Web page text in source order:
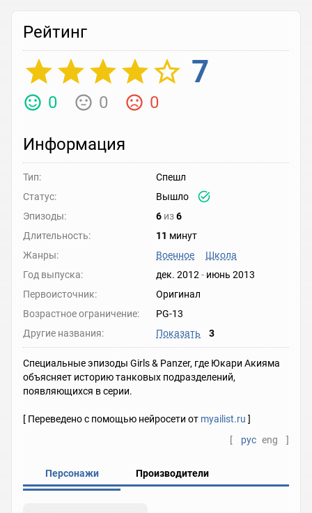
Рейтинг
7
0 0 0
Информация
Тип:
Спешл
Статус:
Вышло
Эпизоды:
6 из6
Длительность:
11 минут
Жанры:
Военное
Школа
Год выпуска:
дек. 2012 - июнь 2013
Первоисточник:
Оригинал
Возрастное ограничение:
PG-13
Другие названия:
Показать 3
Специальные эпизоды Girls & Panzer, где Юкари Акияма
объясняет историю танковых подразделений,
появляющихся в серии.
[ Переведено с помощью нейросети от myailist.ru ]
[
рус eng ]
Персонажи Производители